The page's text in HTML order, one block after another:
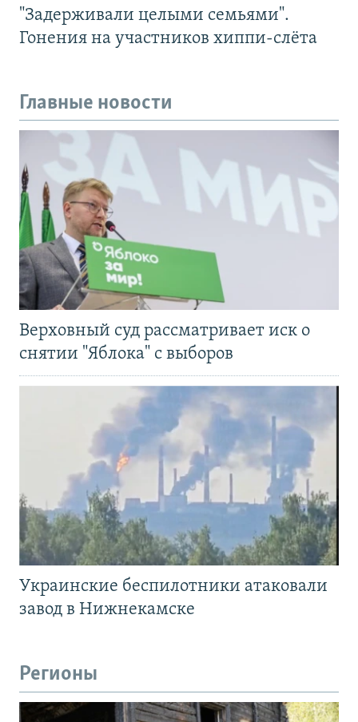
"Задерживали целыми семьями".
Гонения на участников хиппи-слёта
Главные новости
Верховный суд рассматривает иск о
снятии "Яблока" с выборов
Украинские беспилотники атаковали
завод в Нижнекамске
Регионы